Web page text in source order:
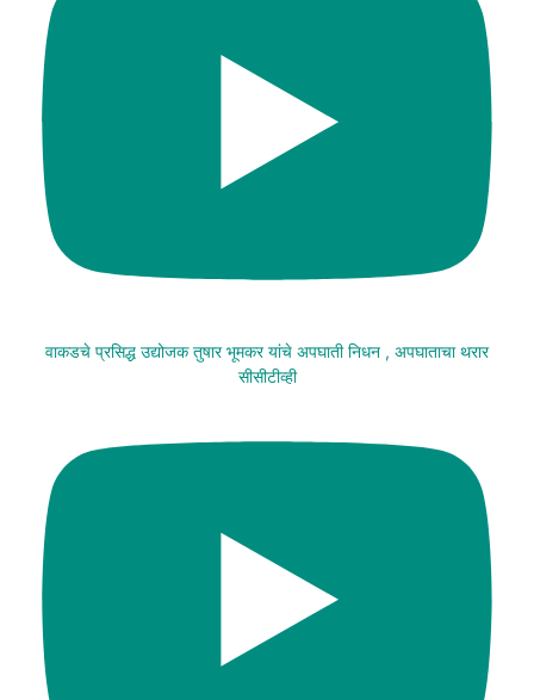
वाकडचे प्रसिद्ध उद्योजक तुषार भूमकर यांचे अपघाती निधन , अपघाताचा थरार
सीसीटीव्ही